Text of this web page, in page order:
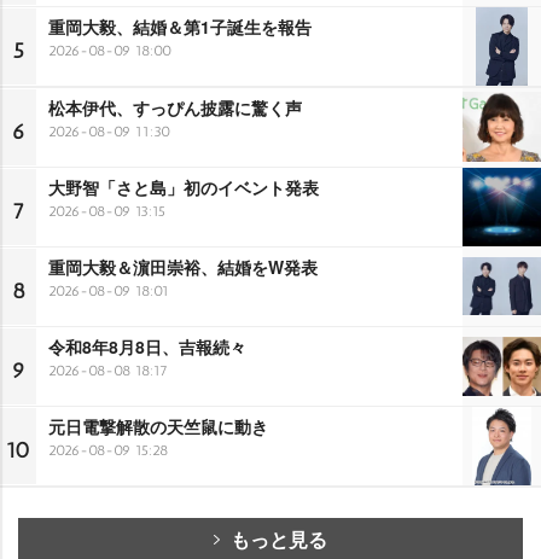
5
重岡大毅、結婚＆第1子誕生を報告
2026-08-09 18:00
6
松本伊代、すっぴん披露に驚く声
2026-08-09 11:30
7
大野智「さと島」初のイベント発表
2026-08-09 13:15
8
重岡大毅＆濵田崇裕、結婚をW発表
2026-08-09 18:01
9
令和8年8月8日、吉報続々
2026-08-08 18:17
10
元日電撃解散の天竺鼠に動き
2026-08-09 15:28
もっと見る